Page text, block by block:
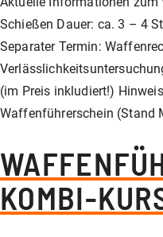
Schießen Dauer: ca. 3 – 4
Separater Termin:
(im Preis inkludiert!)
Waffenführerschein (Stand
KOMBI-